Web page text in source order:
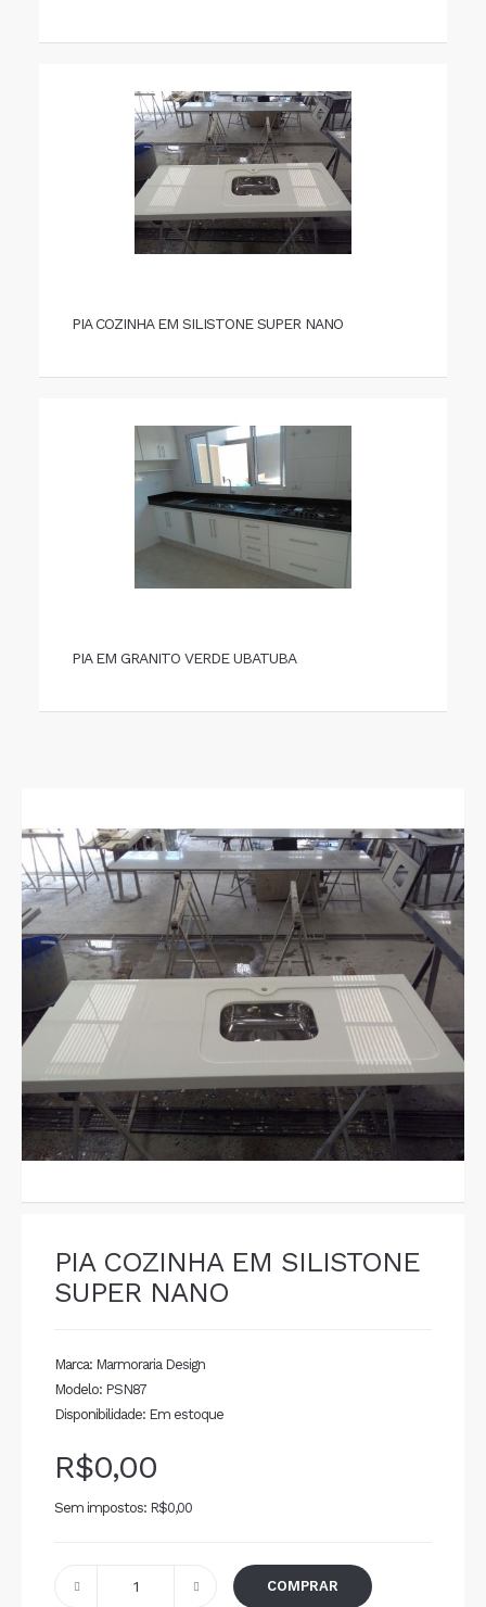
PIA COZINHA EM SILISTONE SUPER NANO
PIA EM GRANITO VERDE UBATUBA
PIA COZINHA EM SILISTONE
SUPER NANO
Marca: Marmoraria Design
Modelo: PSN87
Disponibilidade: Em estoque
R$0,00
Sem impostos: R$0,00
COMPRAR